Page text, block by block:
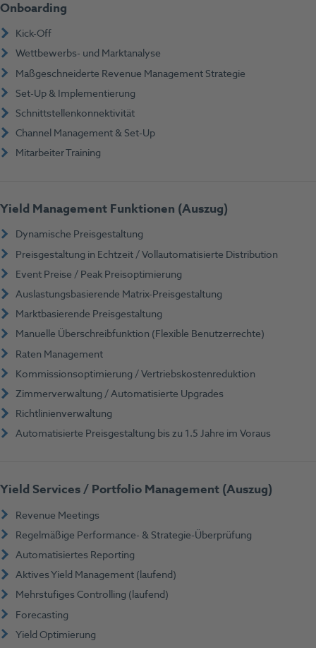
Onboarding
Kick-Off
Wettbewerbs- und Marktanalyse
Maßgeschneiderte Revenue Management Strategie
Set-Up & Implementierung
Schnittstellenkonnektivität
Channel Management & Set-Up
Mitarbeiter Training
Yield Management Funktionen (Auszug)
Dynamische Preisgestaltung
Preisgestaltung in Echtzeit / Vollautomatisierte Distribution
Event Preise / Peak Preisoptimierung
Auslastungsbasierende Matrix-Preisgestaltung
Marktbasierende Preisgestaltung
Manuelle Überschreibfunktion (Flexible Benutzerrechte)
Raten Management
Kommissionsoptimierung / Vertriebskostenreduktion
Zimmerverwaltung / Automatisierte Upgrades
Richtlinienverwaltung
Automatisierte Preisgestaltung bis zu 1.5 Jahre im Voraus
Yield Services / Portfolio Management (Auszug)
Revenue Meetings
Regelmäßige Performance- & Strategie-Überprüfung
Automatisiertes Reporting
Aktives Yield Management (laufend)
Mehrstufiges Controlling (laufend)
Forecasting
Yield Optimierung